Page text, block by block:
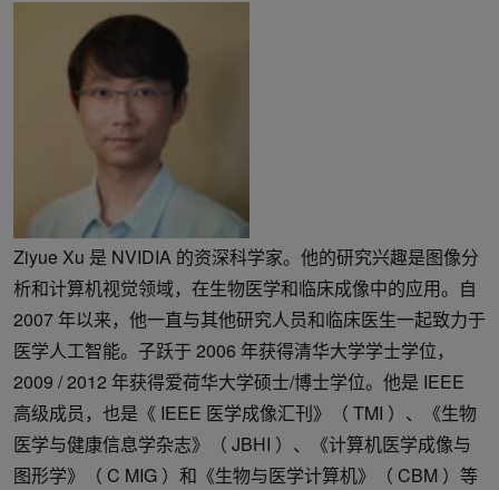
Ziyue Xu 是 NVIDIA 的资深科学家。他的研究兴趣是图像分
析和计算机视觉领域，在生物医学和临床成像中的应用。自
2007 年以来，他一直与其他研究人员和临床医生一起致力于
医学人工智能。子跃于 2006 年获得清华大学学士学位，
2009 / 2012 年获得爱荷华大学硕士/博士学位。他是 IEEE
高级成员，也是《 IEEE 医学成像汇刊》（ TMI ）、《生物
医学与健康信息学杂志》（ JBHI ）、《计算机医学成像与
图形学》（ C MIG ）和《生物与医学计算机》（ CBM ）等